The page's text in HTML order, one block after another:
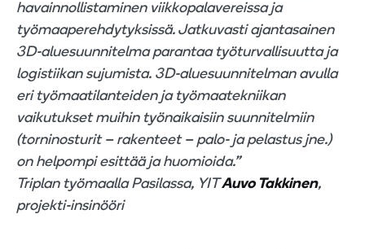
havainnollistaminen viikkopalavereissa ja
työmaaperehdytyksissä. Jatkuvasti ajantasainen
3D-aluesuunnitelma parantaa työturvallisuutta ja
logistiikan sujumista. 3D-aluesuunnitelman avulla
eri työmaatilanteiden ja työmaatekniikan
vaikutukset muihin työnaikaisiin suunnitelmiin
(torninosturit – rakenteet – palo- ja pelastus jne.)
on helpompi esittää ja huomioida.”
Triplan työmaalla Pasilassa, YITAuvo Takkinen,
projekti-insinööri